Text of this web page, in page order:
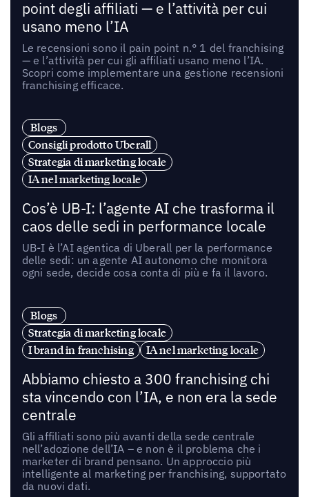
point degli affiliati — e l’attività per cui
usano meno l’IA
Le recensioni sono il pain point n.° 1 del franchising
— e l’attività per cui gli affiliati usano meno l’IA.
Scopri come implementare una gestione recensioni
franchising efficace.
Blogs
Consigli prodotto Uberall
Strategia di marketing locale
IA nel marketing locale
Cos’è UB-I: l’agente AI che trasforma il
caos delle sedi in performance locale
UB-I è l’AI agentica di Uberall per la performance
delle sedi: un agente AI autonomo che monitora
ogni sede, decide cosa conta di più e fa il lavoro.
Blogs
Strategia di marketing locale
I brand in franchising
IA nel marketing locale
Abbiamo chiesto a 300 franchising chi
sta vincendo con l’IA, e non era la sede
centrale
Gli affiliati sono più avanti della sede centrale
nell’adozione dell’IA – e non è il problema che i
marketer di brand pensano. Un approccio più
intelligente al marketing per franchising, supportato
da nuovi dati.